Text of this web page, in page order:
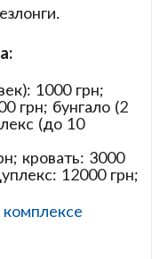
1000 грн;
грн; бунгало (2
(до 10
кровать: 3000
12000 грн;